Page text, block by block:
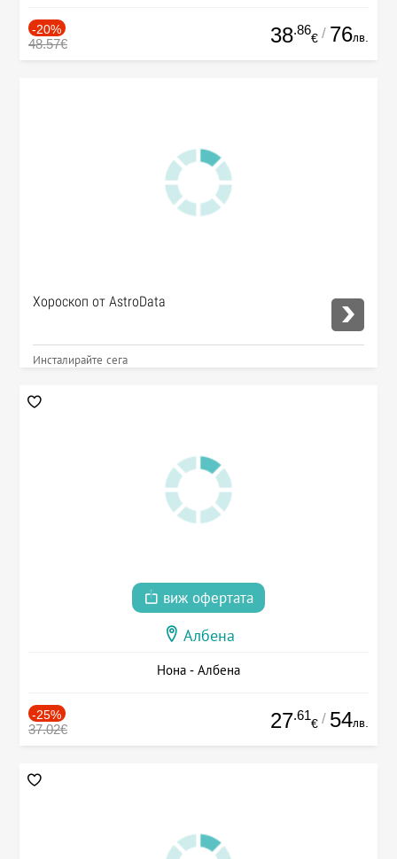
-20%
48.57€ 38.86
€ / 76лв.
Хороскоп от AstroData
Инсталирайте сега
виж офертата
Албена
Нона - Албена
-25%
37.02€ 27.61
€ / 54лв.